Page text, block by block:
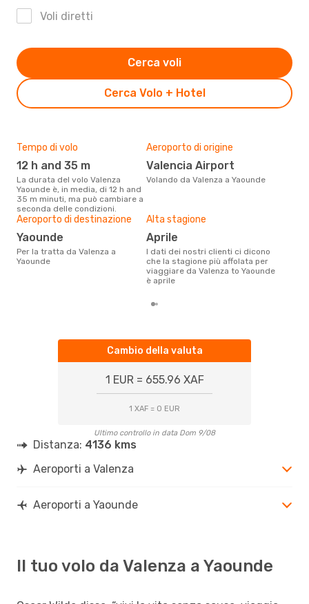
Voli diretti
Cerca Volo + Hotel
Cerca voli
Tempo di volo
12 h and 35 m
La durata del volo Valenza
Yaounde è, in media, di 12 h and
35 m minuti, ma può cambiare a
seconda delle condizioni.
Aeroporto di origine
Valencia Airport
Volando da Valenza a Yaounde
Aeroporto di destinazione
Yaounde
Per la tratta da Valenza a
Yaounde
Alta stagione
aprile
I dati dei nostri clienti ci dicono
che la stagione più affolata per
viaggiare da Valenza to Yaounde
è aprile
Cambio della valuta
1 EUR = 655.96 XAF
1 XAF = 0 EUR
Ultimo controllo in data Dom 9/08
Distanza: 4136 kms
Aeroporti a Valenza
Aeroporti a Yaounde
Il tuo volo da Valenza a Yaounde